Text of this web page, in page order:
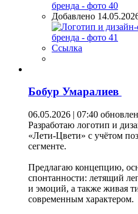
Добавлено
Ссылка
Бобур Умаралиев
06.05.2026 | 07:40
Разработаю логотип и
«Лети-Цвети» с учётом
сегменте.
Предлагаю концепцию,
спонтанности: летящий
и эмоций, а также живая
современным характером.